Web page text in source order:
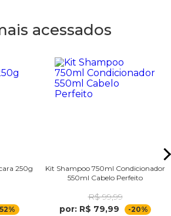
acessados
250g
Kit Shampoo 750ml Condicionador
550ml Cabelo Perfeito
R$ 99,99
por: R$ 79,99
-20%